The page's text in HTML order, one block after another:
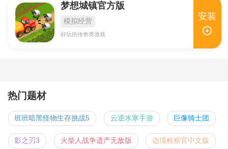
梦想城镇官方版
模拟经营
好玩的传奇类游戏
安装
热门题材
班班暗黑怪物生存挑战5 云逆水寒手游 巨像骑士团
影之刃3 火柴人战争遗产无敌版 边境检察官中文版